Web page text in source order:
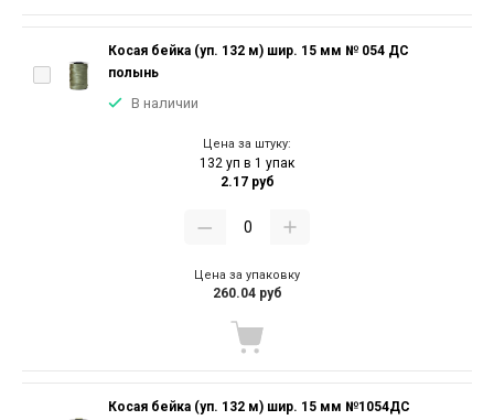
Косая бейка (уп. 132 м) шир. 15 мм № 054 ДС
полынь
В наличии
Цена за штуку:
132 уп в 1 упак
2.17 руб
Цена за упаковку
260.04 руб
Косая бейка (уп. 132 м) шир. 15 мм №1054ДС